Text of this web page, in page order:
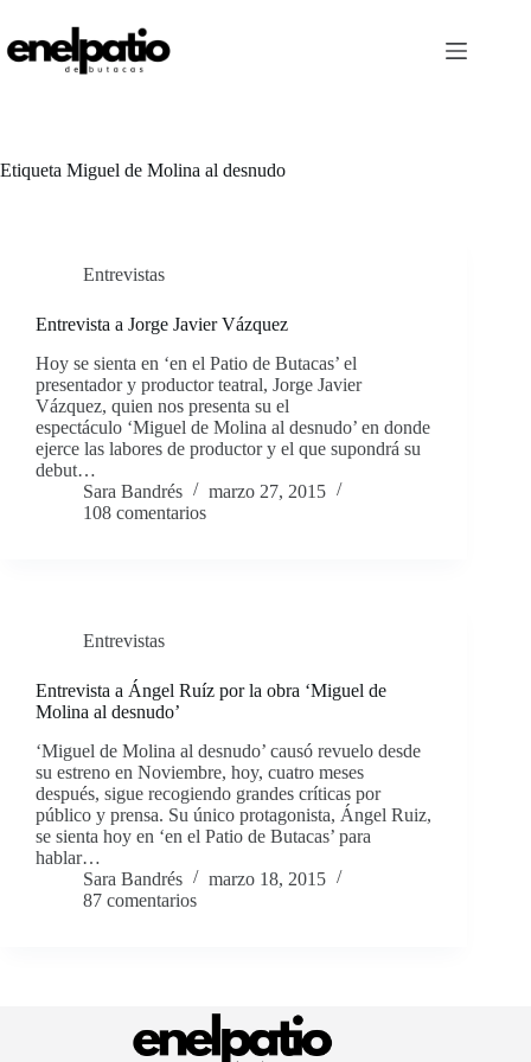
contenido
Etiqueta Miguel de Molina al desnudo
Entrevistas
Entrevista a Jorge Javier Vázquez
Hoy se sienta en ‘en el Patio de Butacas’ el
presentador y productor teatral, Jorge Javier
Vázquez, quien nos presenta su el
espectáculo ‘Miguel de Molina al desnudo’ en donde
ejerce las labores de productor y el que supondrá su
debut…
Sara Bandrés
marzo 27, 2015
108 comentarios
Entrevistas
Entrevista a Ángel Ruíz por la obra ‘Miguel de
Molina al desnudo’
‘Miguel de Molina al desnudo’ causó revuelo desde
su estreno en Noviembre, hoy, cuatro meses
después, sigue recogiendo grandes críticas por
público y prensa. Su único protagonista, Ángel Ruiz,
se sienta hoy en ‘en el Patio de Butacas’ para
hablar…
Sara Bandrés
marzo 18, 2015
87 comentarios